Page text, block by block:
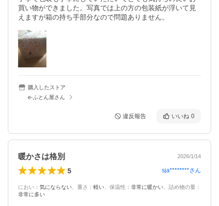
買い物ができました。写真では上の方の包装紙が浮いて見
購入したストア
e-ふとん屋さん
違反報告 いいね 0
暖かさは格別 2026/1/14
5 sja********さん
におい ： 気にならない 重さ ： 軽い 保温性 ： 非常に暖かい 詰め物の量 ：
非常に多い